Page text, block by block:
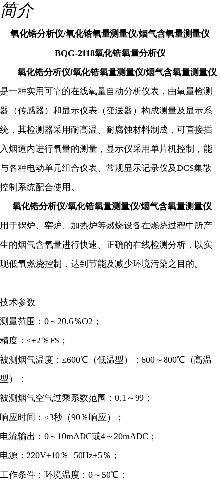
简介
氧化锆分析仪/氧化锆氧量测量仪/烟气含氧量测量仪
BQG-2118氧化锆氧量分析仪
氧化锆分析仪/氧化锆氧量测量仪/烟气含氧量测量仪
是一种实用可靠的在线氧量自动分析仪表，由氧量检测
器（传感器）和显示仪表（变送器）构成测量及显示系
统，其检测器采用耐高温、耐腐蚀材料制成，可直接插
入烟道内进行氧量的测量，显示仪采用单片机控制，能
与各种电动单元组合仪表、常规显示记录仪及DCS集散
控制系统配合使用。
氧化锆分析仪/氧化锆氧量测量仪/烟气含氧量测量仪
用于锅炉、窑炉、加热炉等燃烧设备在燃烧过程中所产
生的烟气含氧量进行快速、正确的在线检测分析，以实
现低氧燃烧控制，达到节能及减少环境污染之目的。
技术参数
测量范围：0～20.6％O2；
精度：≤±2％FS；
被测烟气温度：≤600℃（低温型）；600～800℃（高温
型）；
被测烟气空气过乘系数范围：0.1～99；
响应时间：≤3秒（90％响应）；
电流输出：0～10mADC或4～20mADC；
电源：220V±10％ 50Hz±5％；
工作条件：环境温度：0～50℃；